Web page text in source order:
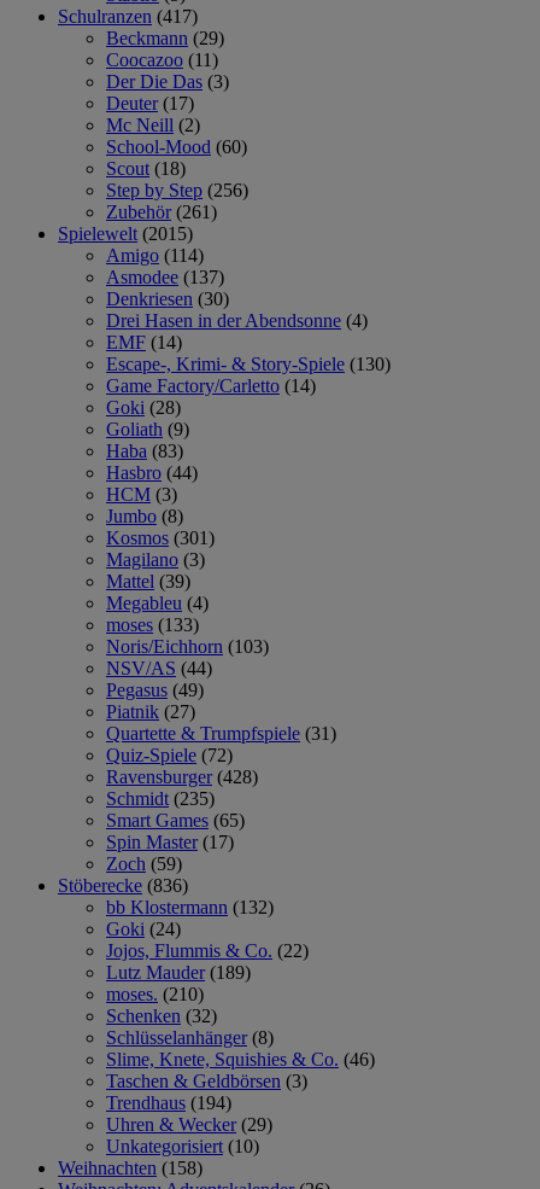
Schulranzen (417)
Beckmann (29)
Coocazoo (11)
Der Die Das (3)
Deuter (17)
Mc Neill (2)
School-Mood (60)
Scout (18)
Step by Step (256)
Zubehör (261)
Spielewelt (2015)
Amigo (114)
Asmodee (137)
Denkriesen (30)
Drei Hasen in der Abendsonne (4)
EMF (14)
Escape-, Krimi- & Story-Spiele (130)
Game Factory/Carletto (14)
Goki (28)
Goliath (9)
Haba (83)
Hasbro (44)
HCM (3)
Jumbo (8)
Kosmos (301)
Magilano (3)
Mattel (39)
Megableu (4)
moses (133)
Noris/Eichhorn (103)
NSV/AS (44)
Pegasus (49)
Piatnik (27)
Quartette & Trumpfspiele (31)
Quiz-Spiele (72)
Ravensburger (428)
Schmidt (235)
Smart Games (65)
Spin Master (17)
Zoch (59)
Stöberecke (836)
bb Klostermann (132)
Goki (24)
Jojos, Flummis & Co. (22)
Lutz Mauder (189)
moses. (210)
Schenken (32)
Schlüsselanhänger (8)
Slime, Knete, Squishies & Co. (46)
Taschen & Geldbörsen (3)
Trendhaus (194)
Uhren & Wecker (29)
Unkategorisiert (10)
Weihnachten (158)